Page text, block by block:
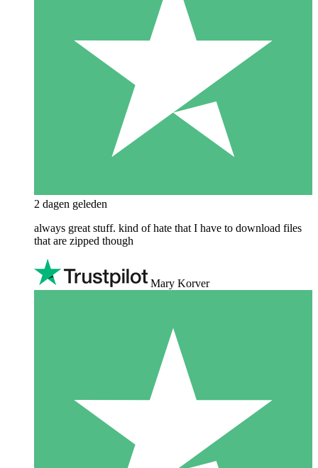
2 dagen geleden
always great stuff. kind of hate that I have to download files
that are zipped though
Mary Korver